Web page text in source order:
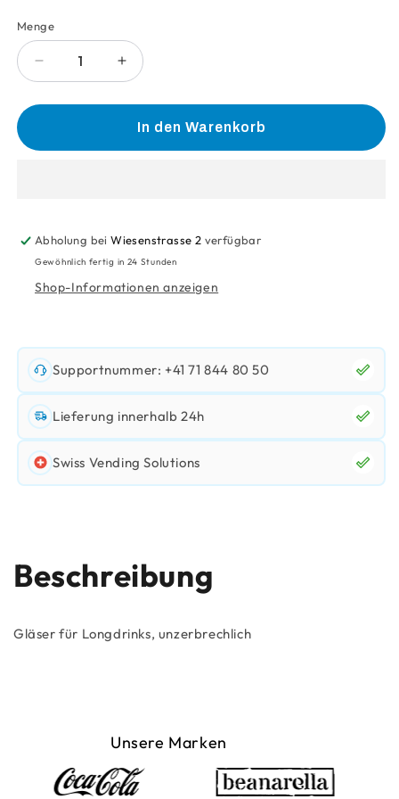
Anzahl
Menge
Verringere
die
Menge
Erhöhe
die
Menge
fürIn den Warenkorb
Abholung beiWiesenstrasse 2 verfügbar
Gewöhnlich fertig in 24 Stunden
Shop-Informationen anzeigen
Supportnummer: +41 71 844 80 50
Lieferung innerhalb 24h
Swiss Vending Solutions
Beschreibung
Gläser für Longdrinks, unzerbrechlich
Unsere Marken